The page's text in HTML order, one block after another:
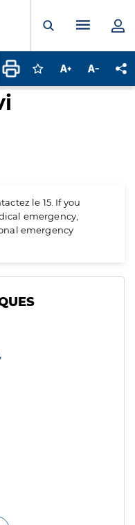
Ouvrir laMenu
Connectez-vous
Augmenter la
le 15. If you
emergency,
emergency